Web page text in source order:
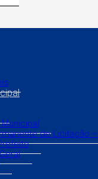
de Licitação –